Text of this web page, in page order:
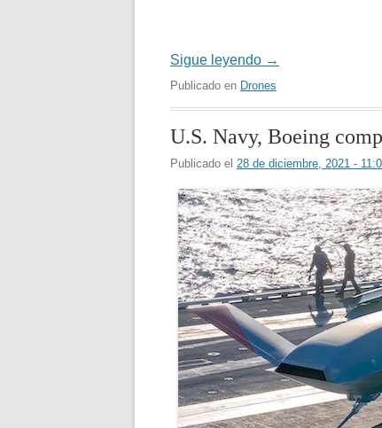
Sigue leyendo →
Publicado en Drones
U.S. Navy, Boeing
Publicado el 28 de diciembre, 2021 -